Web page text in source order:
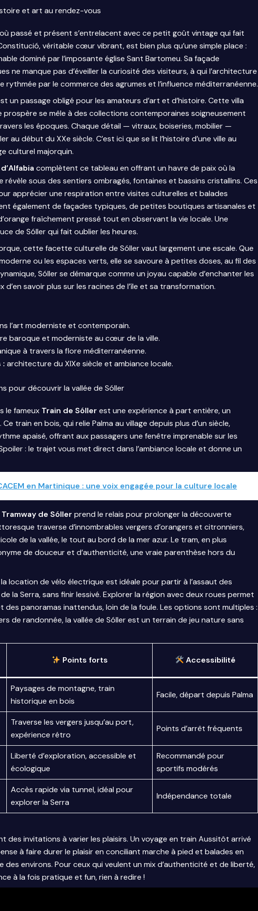
et art au rendez-vous
passé et présent s’entrelacent avec ce petit goût vintage qui fait
véritable cœur vibrant, est bien plus qu’une simple place :
dominé par l’imposante église Sant Bartomeu. Sa façade
ne manque pas d’éveiller la curiosité des visiteurs, à qui l’architecture
rythmée par le commerce des agrumes et l’influence méditerranéenne.
un passage obligé pour les amateurs d’art et d’histoire. Cette villa
prospère se mêle à des collections contemporaines soigneusement
les époques. Chaque détail — vitraux, boiseries, mobilier —
au début du XXe siècle. C’est ici que se lit l’histoire d’une ville au
culturel majorquin.
complètent ce tableau en offrant un havre de paix où la
sous des sentiers ombragés, fontaines et bassins cristallins. Ces
apprécier une respiration entre visites culturelles et balades
également de façades typiques, de petites boutiques artisanales et
fraîchement pressé tout en observant la vie locale. Une
de Sóller qui fait oublier les heures.
cette facette culturelle de Sóller vaut largement une escale. Que
ou les espaces verts, elle se savoure à petites doses, au fil des
Sóller se démarque comme un joyau capable d’enchanter les
savoir plus sur les racines de l’île et sa transformation.
l’art moderniste et contemporain.
baroque et moderniste au cœur de la ville.
à travers la flore méditerranéenne.
: architecture du XIXe siècle et ambiance locale.
pour découvrir la vallée de Sóller
le fameux Train de Sóller est une expérience à part entière, un
train en bois, qui relie Palma au village depuis plus d’un siècle,
apaisé, offrant aux passagers une fenêtre imprenable sur les
: le trajet vous met direct dans l’ambiance locale et donne un
en Martinique : une voix engagée pour la culture locale
Tramway de Sóller prend le relais pour prolonger la découverte
traverse d’innombrables vergers d’orangers et citronniers,
de la vallée, le tout au bord de la mer azur. Le tram, en plus
de douceur et d’authenticité, une vraie parenthèse hors du
location de vélo électrique est idéale pour partir à l’assaut des
la Serra, sans finir lessivé. Explorer la région avec deux roues permet
panoramas inattendus, loin de la foule. Les options sont multiples :
de randonnée, la vallée de Sóller est un terrain de jeu nature sans
Points forts Accessibilité
Paysages de montagne, train
historique en bois
Facile, départ depuis Palma
Traverse les vergers jusqu’au port,
expérience rétro
Points d’arrêt fréquents
Liberté d’exploration, accessible et
écologique
Recommandé pour
sportifs modérés
Accès rapide via tunnel, idéal pour
explorer la Serra
Indépendance totale
invitations à varier les plaisirs. Un voyage en train Aussitôt arrivé
à faire durer le plaisir en conciliant marche à pied et balades en
environs. Pour ceux qui veulent un mix d’authenticité et de liberté,
à la fois pratique et fun, rien à redire !